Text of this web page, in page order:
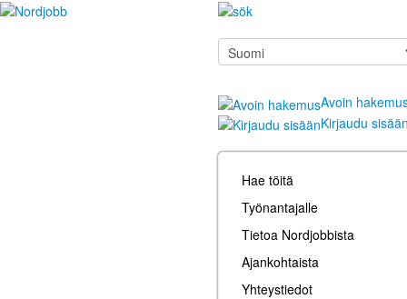
Avoin
Kirjaudu
Hae töitä
Työnantajalle
Tietoa Nordjobbista
Ajankohtaista
Yhteystiedot